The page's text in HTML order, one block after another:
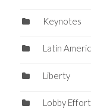
Keynotes
Latin
Liberty
Lobby